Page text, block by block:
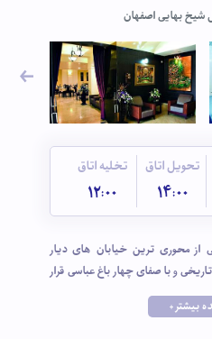
شیخ بهایی اصفهان
محوری ترین خیابان های دیار
و با صفای چهار باغ عباسی قرار
بسیار کمی با بناهای کهن نصف جهان
نقش جهان ،عمارت عالی قاپو،بیشتر +
تحویل اتاق
14:00
تخلیه اتاق
12:00